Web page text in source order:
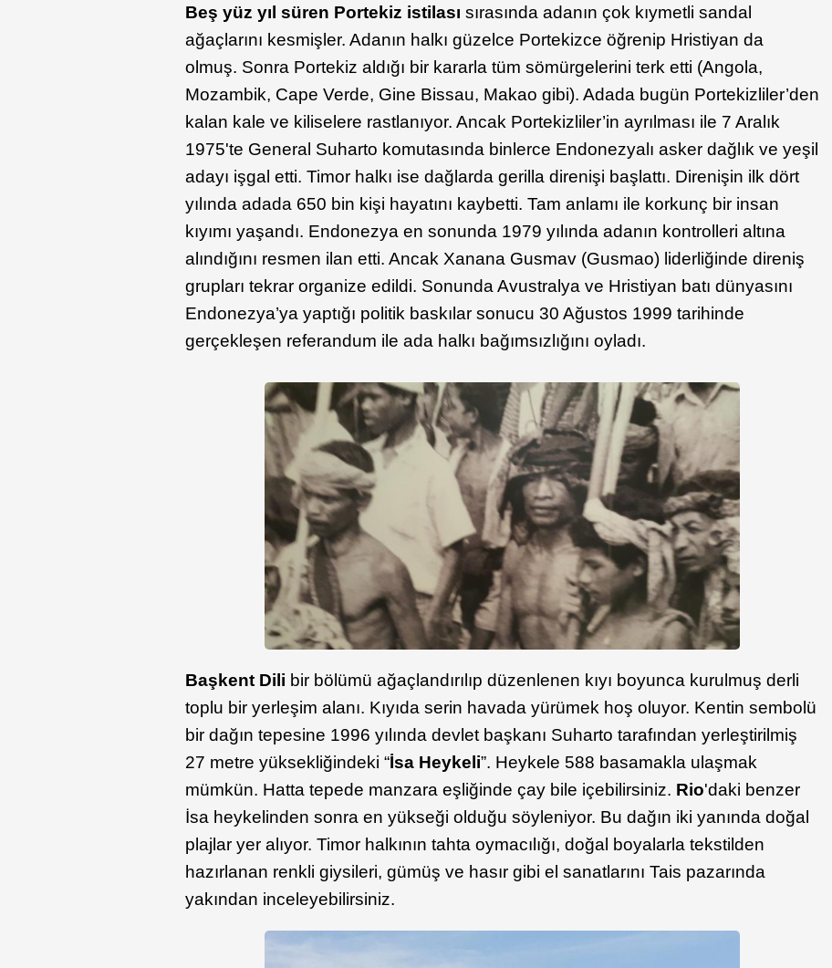
Beş yüz yıl süren Portekiz istilası sırasında adanın çok kıymetli sandal
ağaçlarını kesmişler. Adanın halkı güzelce Portekizce öğrenip Hristiyan da
olmuş. Sonra Portekiz aldığı bir kararla tüm sömürgelerini terk etti (Angola,
Mozambik, Cape Verde, Gine Bissau, Makao gibi). Adada bugün Portekizliler’den
kalan kale ve kiliselere rastlanıyor. Ancak Portekizliler’in ayrılması ile 7 Aralık
1975'te General Suharto komutasında binlerce Endonezyalı asker dağlık ve yeşil
adayı işgal etti. Timor halkı ise dağlarda gerilla direnişi başlattı. Direnişin ilk dört
yılında adada 650 bin kişi hayatını kaybetti. Tam anlamı ile korkunç bir insan
kıyımı yaşandı. Endonezya en sonunda 1979 yılında adanın kontrolleri altına
alındığını resmen ilan etti. Ancak Xanana Gusmav (Gusmao) liderliğinde direniş
grupları tekrar organize edildi. Sonunda Avustralya ve Hristiyan batı dünyasını
Endonezya’ya yaptığı politik baskılar sonucu 30 Ağustos 1999 tarihinde
gerçekleşen referandum ile ada halkı bağımsızlığını oyladı.
Başkent Dili bir bölümü ağaçlandırılıp düzenlenen kıyı boyunca kurulmuş derli
toplu bir yerleşim alanı. Kıyıda serin havada yürümek hoş oluyor. Kentin sembolü
bir dağın tepesine 1996 yılında devlet başkanı Suharto tarafından yerleştirilmiş
27 metre yüksekliğindeki “İsa Heykeli”. Heykele 588 basamakla ulaşmak
mümkün. Hatta tepede manzara eşliğinde çay bile içebilirsiniz. Rio'daki benzer
İsa heykelinden sonra en yükseği olduğu söyleniyor. Bu dağın iki yanında doğal
plajlar yer alıyor. Timor halkının tahta oymacılığı, doğal boyalarla tekstilden
hazırlanan renkli giysileri, gümüş ve hasır gibi el sanatlarını Tais pazarında
yakından inceleyebilirsiniz.